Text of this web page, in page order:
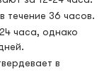
течение 36 часов.
часа, однако
в